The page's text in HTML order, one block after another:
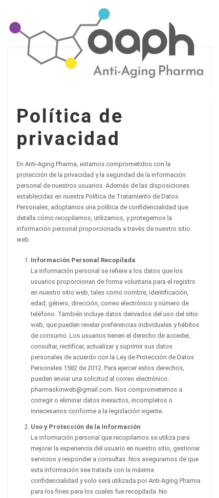
content
Política de
privacidad
En Anti-Aging Pharma, estamos comprometidos con la
protección de la privacidad y la seguridad de la información
personal de nuestros usuarios. Además de las disposiciones
establecidas en nuestra Política de Tratamiento de Datos
Personales, adoptamos una política de confidencialidad que
detalla cómo recopilamos, utilizamos, y protegemos la
información personal proporcionada a través de nuestro sitio
web.
Información Personal Recopilada
La información personal se refiere a los datos que los
usuarios proporcionan de forma voluntaria para el registro
en nuestro sitio web, tales como nombre, identificación,
edad, género, dirección, correo electrónico y número de
teléfono. También incluye datos derivados del uso del sitio
web, que pueden revelar preferencias individuales y hábitos
de consumo. Los usuarios tienen el derecho de acceder,
consultar, rectificar, actualizar y suprimir sus datos
personales de acuerdo con la Ley de Protección de Datos
Personales 1582 de 2012. Para ejercer estos derechos,
pueden enviar una solicitud al correo electrónico:
pharmaskinweb@gmail.com. Nos comprometemos a
corregir o eliminar datos inexactos, incompletos o
innecesarios conforme a la legislación vigente.
Uso y Protección de la Información
La información personal que recopilamos se utiliza para
mejorar la experiencia del usuario en nuestro sitio, gestionar
servicios y responder a consultas. Nos aseguramos de que
esta información sea tratada con la máxima
confidencialidad y solo será utilizada por Anti-Aging Pharma
para los fines para los cuales fue recopilada. No